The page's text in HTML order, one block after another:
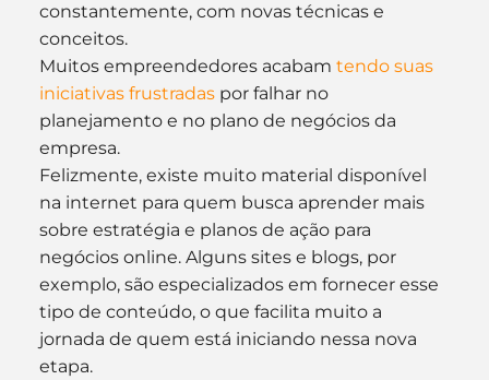
constantemente, com novas técnicas e
conceitos.
Muitos empreendedores acabam tendo suas
iniciativas frustradas por falhar no
planejamento e no plano de negócios da
empresa.
Felizmente, existe muito material disponível
na internet para quem busca aprender mais
sobre estratégia e planos de ação para
negócios online. Alguns sites e blogs, por
exemplo, são especializados em fornecer esse
tipo de conteúdo, o que facilita muito a
jornada de quem está iniciando nessa nova
etapa.